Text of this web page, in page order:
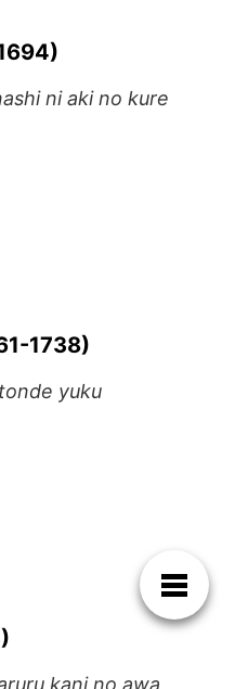
ni aki no kure
1738)
yuku
kani no awa